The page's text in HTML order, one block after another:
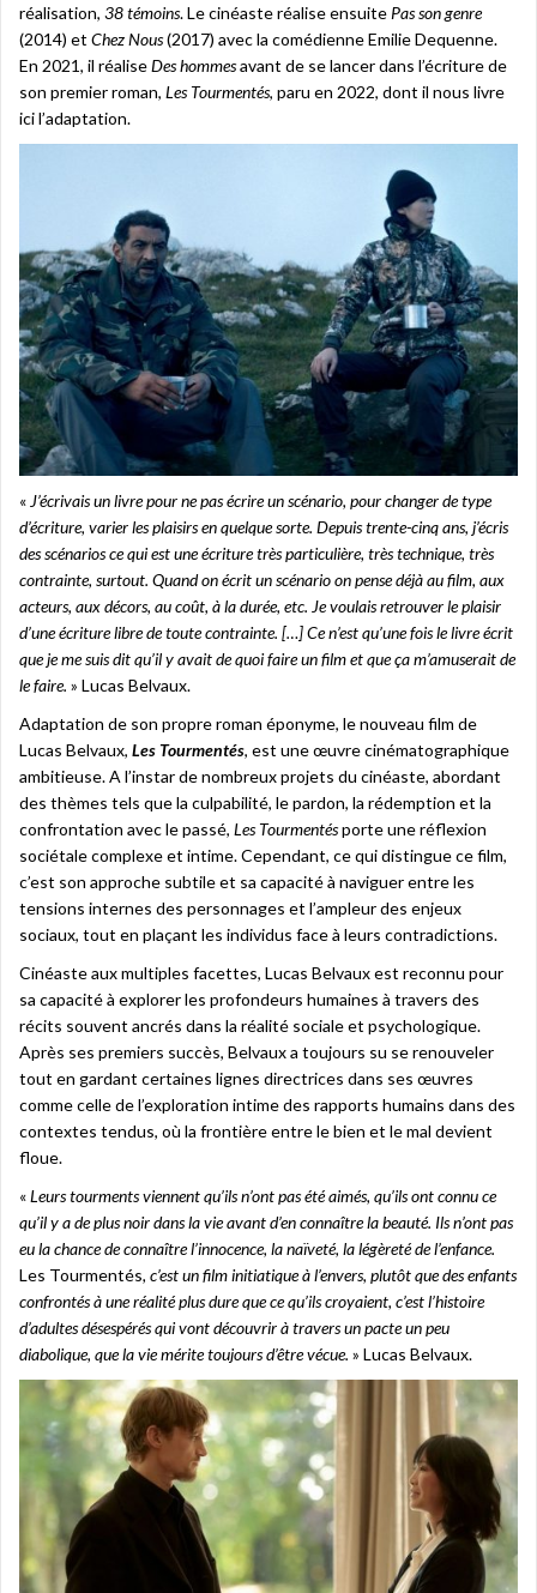
réalisation, 38 témoins. Le cinéaste réalise ensuite Pas son genre
(2014) et Chez Nous(2017) avec la comédienne Emilie Dequenne.
En 2021, il réaliseDes hommesavant de se lancer dans l’écriture de
son premier roman, Les Tourmentés, paru en 2022, dont il nous livre
ici l’adaptation.
« J’écrivais un livre pour ne pas écrire un scénario, pour changer de type
d’écriture, varier les plaisirs en quelque sorte. Depuis trente-cinq ans, j’écris
des scénarios ce qui est une écriture très particulière, très technique, très
contrainte, surtout. Quand on écrit un scénario on pense déjà au film, aux
acteurs, aux décors, au coût, à la durée, etc. Je voulais retrouver le plaisir
d’une écriture libre de toute contrainte. […] Ce n’est qu’une fois le livre écrit
que je me suis dit qu’il y avait de quoi faire un film et que ça m’amuserait de
le faire. » Lucas Belvaux.
Adaptation de son propre roman éponyme, le nouveau film de
Lucas Belvaux, Les Tourmentés, est une œuvre cinématographique
ambitieuse. A l’instar de nombreux projets du cinéaste, abordant
des thèmes tels que la culpabilité, le pardon, la rédemption et la
confrontation avec le passé, Les Tourmentésporte une réflexion
sociétale complexe et intime. Cependant, ce qui distingue ce film,
c’est son approche subtile et sa capacité à naviguer entre les
tensions internes des personnages et l’ampleur des enjeux
sociaux, tout en plaçant les individus face à leurs contradictions.
Cinéaste aux multiples facettes, Lucas Belvaux est reconnu pour
sa capacité à explorer les profondeurs humaines à travers des
récits souvent ancrés dans la réalité sociale et psychologique.
Après ses premiers succès, Belvaux a toujours su se renouveler
tout en gardant certaines lignes directrices dans ses œuvres
comme celle de l’exploration intime des rapports humains dans des
contextes tendus, où la frontière entre le bien et le mal devient
floue.
«Leurs tourments viennent qu’ils n’ont pas été aimés, qu’ils ont connu ce
qu’il y a de plus noir dans la vie avant d’en connaître la beauté. Ils n’ont pas
eu la chance de connaître l’innocence, la naïveté, la légèreté de l’enfance.
Les Tourmentés, c’est un film initiatique à l’envers, plutôt que des enfants
confrontés à une réalité plus dure que ce qu’ils croyaient, c’est l’histoire
d’adultes désespérés qui vont découvrir à travers un pacte un peu
diabolique, que la vie mérite toujours d’être vécue. » Lucas Belvaux.